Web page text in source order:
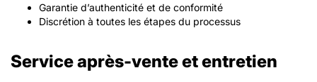
Garantie d’authenticité et de conformité
Discrétion à toutes les étapes du processus
Service après-vente et entretien